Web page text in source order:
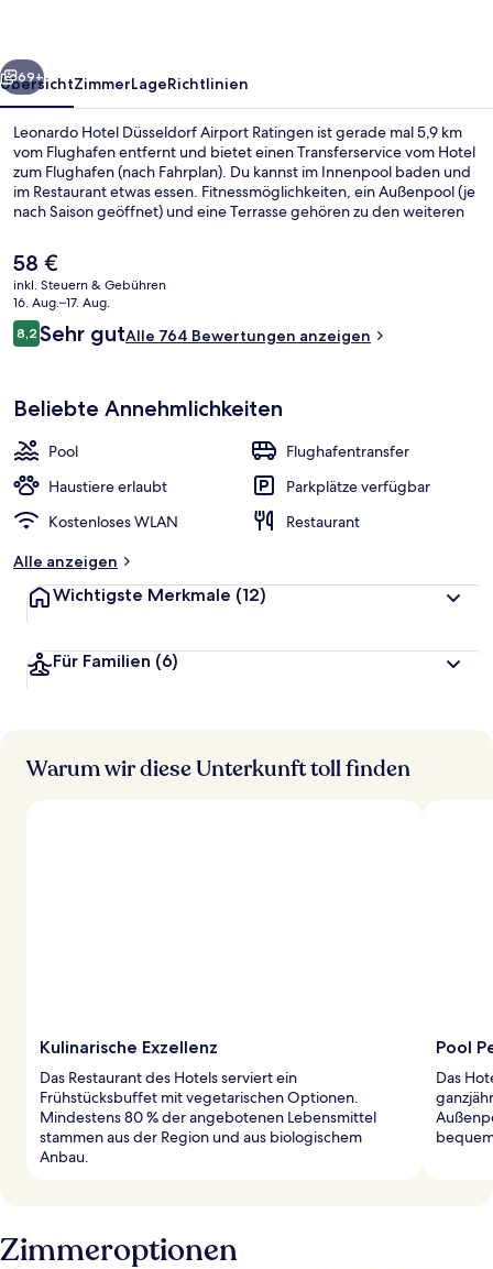
Weiter
69+
ÜbersichtZimmerLageRichtlinien
Leonardo Hotel Düsseldorf Airport Ratingen ist gerade mal 5,9 km
vom Flughafen entfernt und bietet einen Transferservice vom Hotel
zum Flughafen (nach Fahrplan). Du kannst im Innenpool baden und
im Restaurant etwas essen. Fitnessmöglichkeiten, ein Außenpool (je
nach Saison geöffnet) und eine Terrasse gehören zu den weiteren
Der
aktuelle
Preis
beträgt
58 €.
58 €
inkl. Steuern & Gebühren
16. Aug.–17. Aug.
Bewertungen
8,28,2 von 10.
Sehr gutAlle 764 Bewertungen anzeigen
Beliebte Annehmlichkeiten
Pool
Flughafentransfer
Haustiere erlaubt
Parkplätze verfügbar
Kostenloses WLAN
Restaurant
Alle anzeigen
Wichtigste Merkmale (12)
Für Familien (6)
Warum wir diese Unterkunft toll finden
Kulinarische Exzellenz
Das Restaurant des Hotels serviert ein
Frühstücksbuffet mit vegetarischen Optionen.
Mindestens 80 % der angebotenen Lebensmittel
stammen aus der Region und aus biologischem
Anbau.
Pool
Das
Zimmeroptionen